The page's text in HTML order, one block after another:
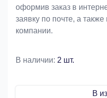
оформив заказ в
заявку по почте, а
компании.
В наличии: 2 шт.
В